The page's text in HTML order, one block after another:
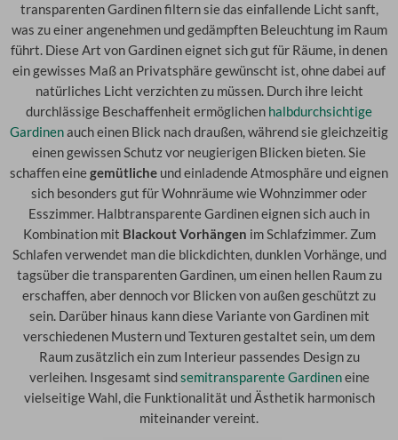
transparenten Gardinen filtern sie das einfallende Licht sanft,
was zu einer angenehmen und gedämpften Beleuchtung im Raum
führt. Diese Art von Gardinen eignet sich gut für Räume, in denen
ein gewisses Maß an Privatsphäre gewünscht ist, ohne dabei auf
natürliches Licht verzichten zu müssen. Durch ihre leicht
durchlässige Beschaffenheit ermöglichen halbdurchsichtige
Gardinenauch einen Blick nach draußen, während sie gleichzeitig
einen gewissen Schutz vor neugierigen Blicken bieten. Sie
schaffen einegemütliche und einladende Atmosphäre und eignen
sich besonders gut für Wohnräume wie Wohnzimmer oder
Esszimmer. Halbtransparente Gardinen eignen sich auch in
Kombination mit Blackout Vorhängen im Schlafzimmer. Zum
Schlafen verwendet man die blickdichten, dunklen Vorhänge, und
tagsüber die transparenten Gardinen, um einen hellen Raum zu
erschaffen, aber dennoch vor Blicken von außen geschützt zu
sein. Darüber hinaus kann diese Variante von Gardinen mit
verschiedenen Mustern und Texturen gestaltet sein, um dem
Raum zusätzlich ein zum Interieur passendes Design zu
verleihen. Insgesamt sindsemitransparente Gardineneine
vielseitige Wahl, die Funktionalität und Ästhetik harmonisch
miteinander vereint.